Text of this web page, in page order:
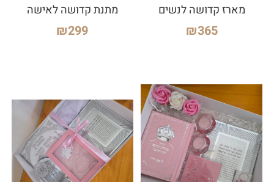
מארז קדושה לנשים
₪365
מתנת קדושה לאישה
₪299